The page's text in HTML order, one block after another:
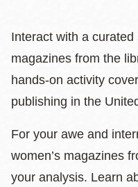
Interact with a curated
magazines from the
hands-on activity
publishing in the
For your awe and
women’s magazines
your analysis. Learn